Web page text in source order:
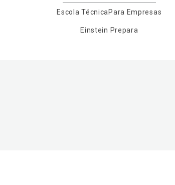
Escola TécnicaPara Empresas
Einstein Prepara